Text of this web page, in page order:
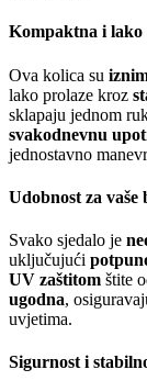
Kompaktna i lako
Ova kolica su
lako prolaze kroz
sklapaju jednom
svakodnevnu
jednostavno
Udobnost za vaše
Svako sjedalo je
uključujući
UV zaštitom štite
ugodna,
uvjetima.
Sigurnost i